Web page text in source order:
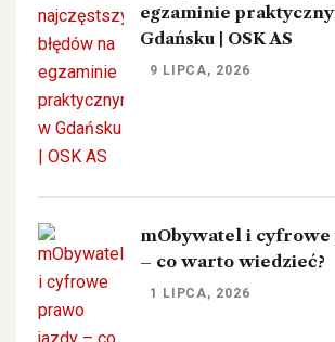
egzaminie
Gdańsku | OSK AS
9 LIPCA, 2026
mObywatel i cyfrowe
– co warto wiedzieć?
1 LIPCA, 2026